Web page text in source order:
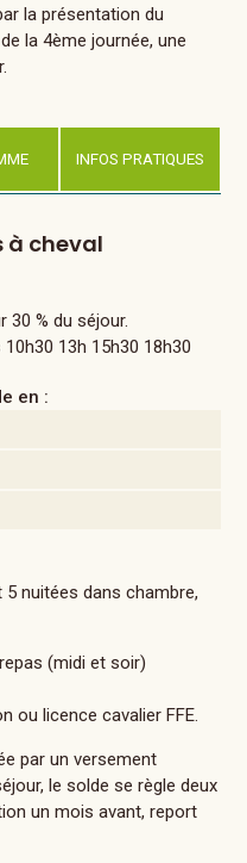
la présentation du
la 4ème journée, une
INFOS PRATIQUES
à cheval
30 % du séjour.
13h 15h30 18h30
en :
nuitées dans chambre,
(midi et soir)
ou licence cavalier FFE.
par un versement
le solde se règle deux
un mois avant, report